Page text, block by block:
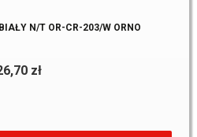
N/T OR-CR-203/W ORNO
zł